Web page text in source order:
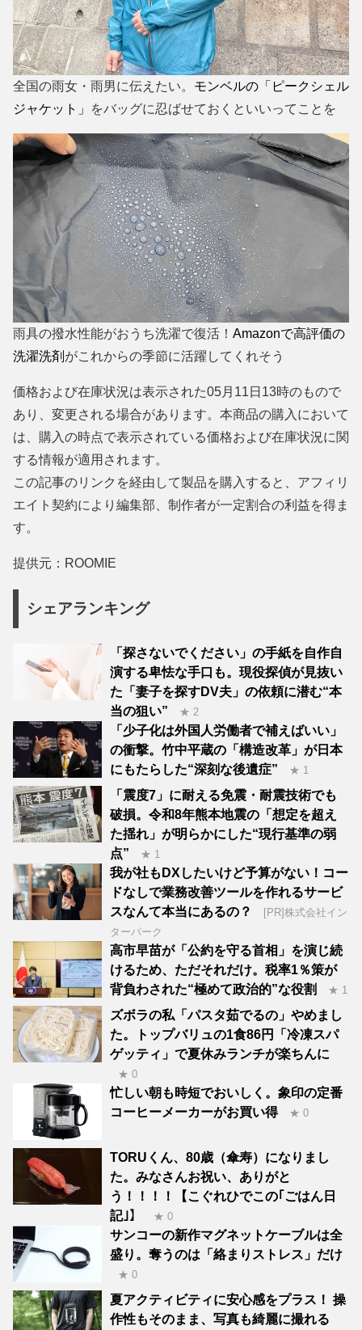
全国の雨女・雨男に伝えたい。 モンベルの「ピークシェル
ジャケット」
をバッグに忍ばせておくといいってことを
雨具の撥水性能がおうち洗濯で復活！ Amazonで高評価の
洗濯洗剤 がこれからの季節に活躍してくれそう
価格および在庫状況は表示された05月11日13時のもので
あり、変更される場合があります。本商品の購入において
は、購入の時点で表示されている価格および在庫状況に関
する情報が適用されます。
この記事のリンクを経由して製品を購入すると、アフィリ
エイト契約により編集部、制作者が一定割合の利益を得ま
す。
提供元：ROOMIE
シェアランキング
「探さないでください」の手紙を自作自
演する卑怯な手口も。現役探偵が見抜い
た「妻子を探すDV夫」の依頼に潜む“本
当の狙い”
★ 2
「少子化は外国人労働者で補えばいい」
の衝撃。竹中平蔵の「構造改革」が日本
にもたらした“深刻な後遺症”
★ 1
「震度7」に耐える免震・耐震技術でも
破損。令和8年熊本地震の「想定を超え
た揺れ」が明らかにした“現行基準の弱
点”
★ 1
我が社もDXしたいけど予算がない！コー
ドなしで業務改善ツールを作れるサービ
スなんて本当にあるの？
[PR]株式会社イン
ターパーク
高市早苗が「公約を守る首相」を演じ続
けるため、ただそれだけ。税率1％策が
背負わされた“極めて政治的”な役割
★ 1
ズボラの私「パスタ茹でるの」やめまし
た。トップバリュの1食86円「冷凍スパ
ゲッティ」で夏休みランチが楽ちんに
★ 0
忙しい朝も時短でおいしく。象印の定番
コーヒーメーカーがお買い得
★ 0
TORUくん、80歳（傘寿）になりまし
た。みなさんお祝い、ありがと
う！！！！【こぐれひでこの｢ごはん日
記｣】
★ 0
サンコーの新作マグネットケーブルは全
盛り。奪うのは「絡まりストレス」だけ
★ 0
夏アクティビティに安心感をプラス！ 操
作性もそのまま、写真も綺麗に撮れる